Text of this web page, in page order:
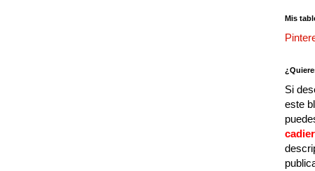
Mis
Si
este